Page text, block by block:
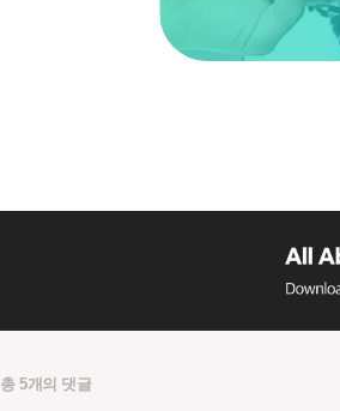
총 5개의 댓글